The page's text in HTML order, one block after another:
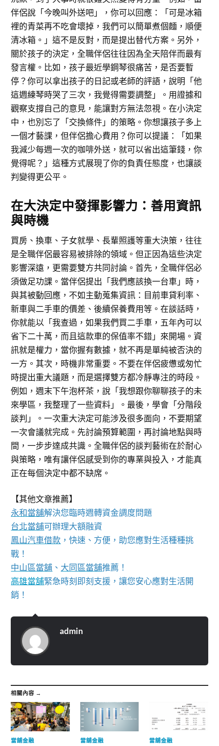
伴侶說「今晚叫外送吧」，你可以回應：「可是冰箱
裡的青菜再不吃會壞掉，我們可以簡單煮個麵，順便
清冰箱。」這不是反對，而是提出替代方案。另外，
關於孩子的決定，全職伴侶往往因為全天陪伴而最有
發言權。比如，孩子最近學鋼琴很痛苦，是否要暫
停？你可以拿出孩子的日記或老師的評語，說明「他
這週練琴時哭了三次，我覺得需要調整」。用證據和
觀察支撐自己的意見，能讓對方無法忽視。在小決定
中，也別忘了「交換條件」的策略。你想讓孩子多上
一個才藝課，但伴侶擔心費用？你可以提議：「如果
我減少每週一次的咖啡外送，就可以省出這筆錢，你
覺得呢？」這種方式展現了你的負責任態度，也讓談
判變得更公平。
在大決定中發揮影響力：善用資訊
與時機
買房、換車、子女就學、長輩照護等重大決策，往往
是全職伴侶最容易被排除的領域。但正因為這些決定
影響深遠，更需要雙方共同討論。首先，全職伴侶必
須做足功課。當伴侶提出「我們應該換一台車」時，
與其被動回應，不如主動蒐集資訊：目前車貸利率、
新車與二手車的價差、後續保養費用等。在談話時，
你就能以「我查過，如果我們買二手車，五年內可以
省下二十萬，而且這款車的保值率不錯」來開場。資
訊就是權力，當你握有數據，就不再是單純被否決的
一方。其次，時機非常重要。不要在伴侶疲憊或匆忙
時提出重大議題，而是選擇雙方都冷靜專注的時段。
例如，週末下午泡杯茶，說「我想跟你聊聊孩子的未
來學區，我整理了一些資料」。最後，學會「分階段
談判」。一次重大決定可能涉及很多面向，不要期望
一次會議就完成。先討論預算範圍，再討論地點與時
間，一步步達成共識。全職伴侶的談判藝術在於耐心
與策略，唯有讓伴侶感受到你的專業與投入，才能真
正在每個決定中都不缺席。
【其他文章推薦】
永和當舖解決您臨時週轉資金調度問題
台北當舖可辦理大額融資
鳳山汽車借款 ，快速、方便，助您應對生活種種挑
戰！
中山區當舖 、 大同區當舖推薦！
高雄當舖緊急時刻即刻支援，讓您安心應對生活開
銷！
admin
相關內容 →
當舖金融 當舖金融 當舖金融